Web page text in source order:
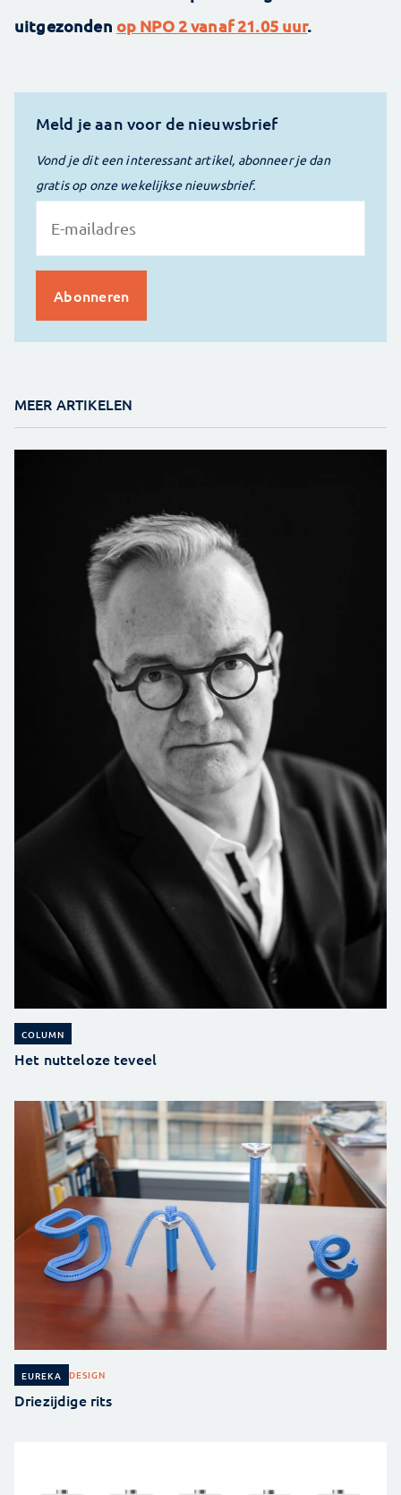
uitgezonden op NPO 2 vanaf 21.05 uur.
Meld je aan voor de nieuwsbrief
Vond je dit een interessant artikel, abonneer je dan
gratis op onze wekelijkse nieuwsbrief.
MEER ARTIKELEN
COLUMN
Het nutteloze teveel
EUREKA DESIGN
Driezijdige rits